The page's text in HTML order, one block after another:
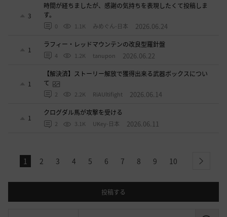
3
時間が経ちましたが、感謝の気持ちを表現したくて投稿しま
す。
0 1.1K みめぐん-日本 2026.06.24
1
ラフィー・レッドマウンテンの改良型羅針盤
4 1.2K tanupon 2026.06.22
1
【解決済】ストーリー解放で獲得出来る武器ボックスについ
て
2 2.2K RiAUltifight 2026.06.14
1
クログダル馬が攻撃を受ける
2 3.1K UKey-日本 2026.06.11
1 2 3 4 5 6 7 8 9 10 next
投稿する